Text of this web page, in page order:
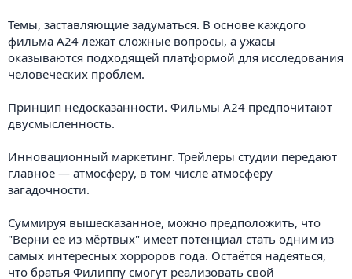
Темы, заставляющие задуматься. В основе каждого
фильма A24 лежат сложные вопросы, а ужасы
оказываются подходящей платформой для исследования
человеческих проблем.
Принцип недосказанности. Фильмы A24 предпочитают
двусмысленность.
Инновационный маркетинг. Трейлеры студии передают
главное — атмосферу, в том числе атмосферу
загадочности.
Суммируя вышесказанное, можно предположить, что
"Верни ее из мёртвых" имеет потенциал стать одним из
самых интересных хорроров года. Остаётся надеяться,
что братья Филиппу смогут реализовать свой